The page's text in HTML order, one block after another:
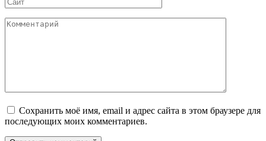
Комментарий
Сохранить моё имя, email и адрес сайта в этом браузере для
последующих моих комментариев.